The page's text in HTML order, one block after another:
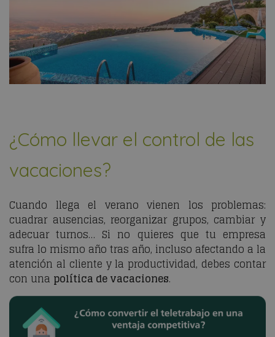
¿Cómo llevar el control de las
vacaciones?
Cuando llega el verano vienen los problemas:
cuadrar ausencias, reorganizar grupos, cambiar y
adecuar turnos… Si no quieres que tu empresa
sufra lo mismo año tras año, incluso afectando a la
atención al cliente y la productividad, debes contar
con una política de vacaciones.